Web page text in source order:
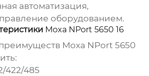
автоматизация,
оборудованием.
Moxa NPort 5650 16
Moxa NPort 5650
422/485